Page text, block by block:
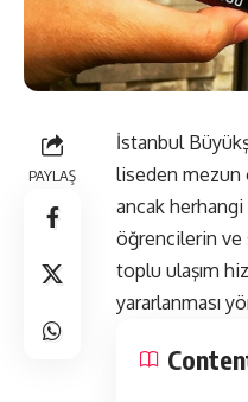
PAYLAŞ
İstanbul
liseden mezun
ancak
öğrencilerin
toplu ulaşım
yararlanması